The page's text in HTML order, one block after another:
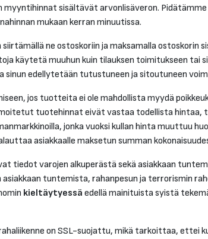
sisältävät arvonlisäveron.
mukaan kerran minuutissa.
ne ostoskoriin ja maksamalla ostoskorin
käytetä muuhun kuin tilauksen toimitukseen tai
sinun edellytetään tutustuneen ja sitoutuneen
jos tuotteita ei ole mahdollista myydä
tuotehinnat eivät vastaa todellista
jonka vuoksi kullan hinta muuttuu
asiakkaalle maksetun summan
tiedot varojen alkuperästä sekä asiakkaan
tuntemista, rahanpesun ja terrorismin
kieltäytyessä edellä mainituista syistä
on SSL-suojattu, mikä tarkoittaa, ettei